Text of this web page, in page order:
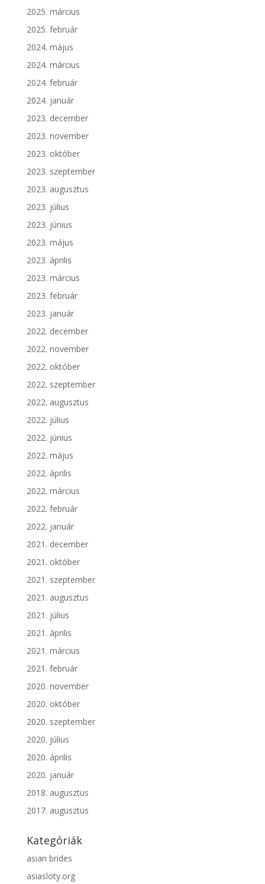
2025. március
2025. február
2024. május
2024. március
2024. február
2024. január
2023. december
2023. november
2023. október
2023. szeptember
2023. augusztus
2023. július
2023. június
2023. május
2023. április
2023. március
2023. február
2023. január
2022. december
2022. november
2022. október
2022. szeptember
2022. augusztus
2022. július
2022. június
2022. május
2022. április
2022. március
2022. február
2022. január
2021. december
2021. október
2021. szeptember
2021. augusztus
2021. július
2021. április
2021. március
2021. február
2020. november
2020. október
2020. szeptember
2020. július
2020. április
2020. január
2018. augusztus
2017. augusztus
Kategóriák
asian brides
asiasloty.org